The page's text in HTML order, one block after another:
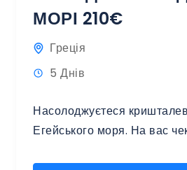
МОРІ 210€
Греція
5 Днів
Насолоджуєтеся
Егейського моря. На вас